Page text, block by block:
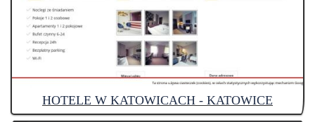
HOTELE W KATOWICACH - KATOWICE